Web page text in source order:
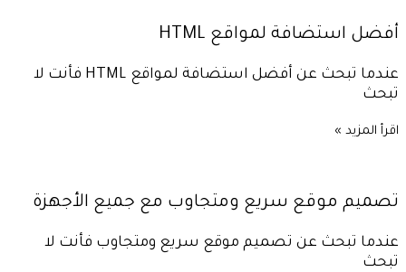
أفضل استضافة لمواقع HTML
عندما تبحث عن أفضل استضافة لمواقع HTML فأنت لا
تبحث
اقرأ المزيد »
تصميم موقع سريع ومتجاوب مع جميع الأجهزة
عندما تبحث عن تصميم موقع سريع ومتجاوب فأنت لا
تبحث